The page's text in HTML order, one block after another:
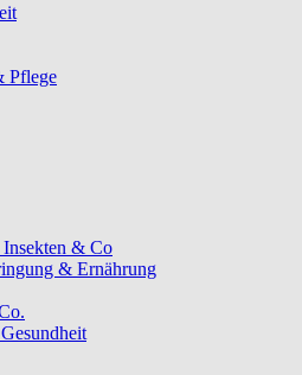
Pflege
& Co
& Ernährung